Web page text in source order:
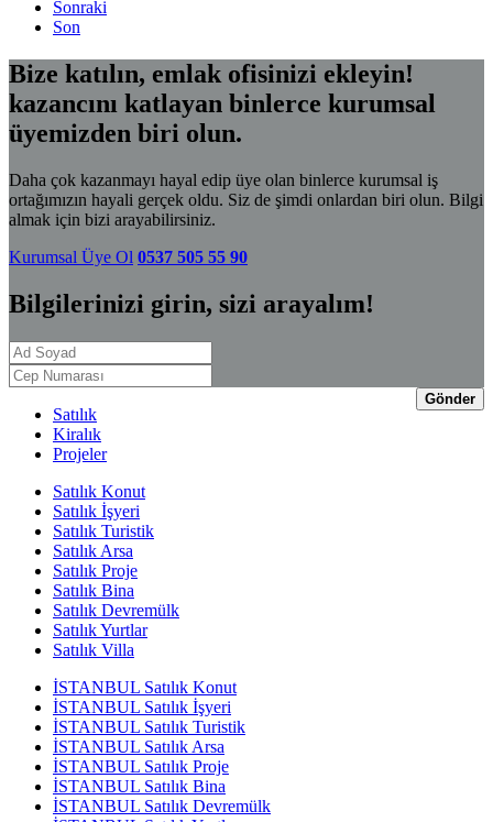
Sonraki
Son
Bize katılın, emlak ofisinizi ekleyin!
kazancını katlayan binlerce kurumsal
üyemizden biri olun.
Daha çok kazanmayı hayal edip üye olan binlerce kurumsal iş
ortağımızın hayali gerçek oldu. Siz de şimdi onlardan biri olun. Bilgi
almak için bizi arayabilirsiniz.
Kurumsal Üye Ol 0537 505 55 90
Bilgilerinizi girin, sizi arayalım!
Gönder
Satılık
Kiralık
Projeler
Satılık Konut
Satılık İşyeri
Satılık Turistik
Satılık Arsa
Satılık Proje
Satılık Bina
Satılık Devremülk
Satılık Yurtlar
Satılık Villa
İSTANBUL Satılık Konut
İSTANBUL Satılık İşyeri
İSTANBUL Satılık Turistik
İSTANBUL Satılık Arsa
İSTANBUL Satılık Proje
İSTANBUL Satılık Bina
İSTANBUL Satılık Devremülk